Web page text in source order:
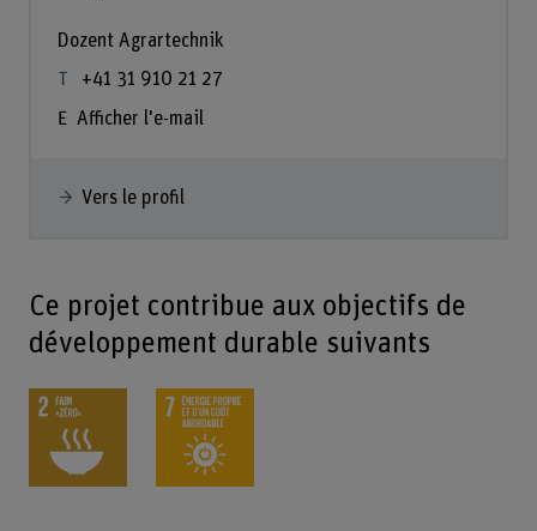
Dozent Agrartechnik
+41 31 910 21 27
Afficher l'e-mail
Vers le profil
Ce projet contribue aux objectifs de
développement durable suivants